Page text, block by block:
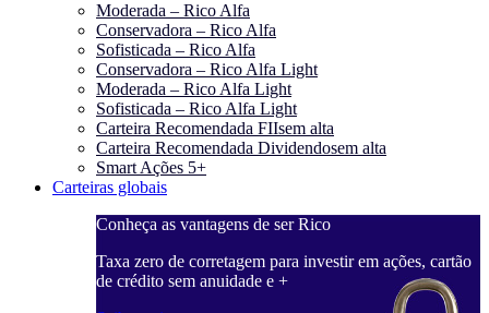
Moderada – Rico Alfa
Conservadora – Rico Alfa
Sofisticada – Rico Alfa
Conservadora – Rico Alfa Light
Moderada – Rico Alfa Light
Sofisticada – Rico Alfa Light
Carteira Recomendada FIIsem alta
Carteira Recomendada Dividendosem alta
Smart Ações 5+
Carteiras globais
Conheça as vantagens de ser Rico
Taxa zero de corretagem para investir em ações, cartão
de crédito sem anuidade e +